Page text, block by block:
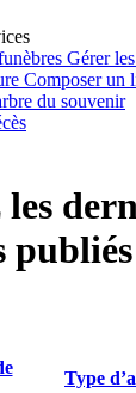
Gérer
Composer un
du souvenir
Type